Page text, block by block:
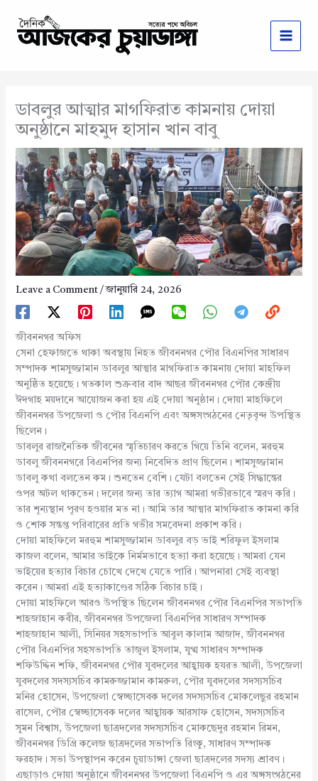
content
ডাবলুর আত্মার মাগফিরাত কামনায় দোয়া
অনুষ্ঠানে মাহমুদ হাসান খান বাবু
Leave a Comment /জানুয়ারি 24, 2026
জীবননগর অফিস
সেনা হেফাজতে থাকা অবস্থায় নিহত জীবননগর পৌর বিএনপির সাধারণ
সম্পাদক শামসুজ্জামান ডাবলুর আত্মার মাগফিরাত কামনায় দোয়া মাহফিল
অনুষ্ঠিত হয়েছে। গতকাল শুক্রবার বাদ আছর জীবননগর পৌর কেন্দ্রীয়
ঈদগাহ ময়দানে আয়োজন করা হয় এই দোয়া অনুষ্ঠান। দোয়া মাহফিলে
জীবননগর উপজেলা ও পৌর বিএনপি এবং অঙ্গসংগঠনের নেতৃবৃন্দ উপস্থিত
ছিলেন।
ডাবলুর রাজনৈতিক জীবনের স্মৃতিচারণ করতে গিয়ে তিনি বলেন, মরহুম
ডাবলু জীবননগরে বিএনপির জন্য নিবেদিত প্রাণ ছিলেন। শামসুজ্জামান
ডাবলু কথা বলতেন কম। শুনতেন বেশি। যেটা বলতেন সেই সিদ্ধান্তের
ওপর অটল থাকতেন। দলের জন্য তার ত্যাগ আমরা গভীরভাবে স্মরণ করি।
তার শূন্যস্থান পূরণ হওয়ার মত না। আমি তার আত্মার মাগফিরাত কামনা করি
ও শোক সন্তপ্ত পরিবারের প্রতি গভীর সমবেদনা প্রকাশ করি।
দোয়া মাহফিলে মরহুম শামসুজ্জামান ডাবলুর বড় ভাই শরিফুল ইসলাম
কাজল বলেন, আমার ভাইকে নির্মমভাবে হত্যা করা হয়েছে। আমরা যেন
ভাইয়ের হত্যার বিচার চোখে দেখে যেতে পারি। আপনারা সেই ব্যবস্থা
করেন। আমরা এই হত্যাকাণ্ডের সঠিক বিচার চাই।
দোয়া মাহফিলে আরও উপস্থিত ছিলেন জীবননগর পৌর বিএনপির সভাপতি
শাহজাহান কবীর, জীবননগর উপজেলা বিএনপির সাধারণ সম্পাদক
শাহজাহান আলী, সিনিয়র সহসভাপতি আবুল কালাম আজাদ, জীবননগর
পৌর বিএনপির সহসভাপতি তাজুল ইসলাম, যুগ্ম সাধারণ সম্পাদক
শফিউদ্দিন শফি, জীবননগর পৌর যুবদলের আহ্বায়ক হযরত আলী, উপজেলা
যুবদলের সদস্যসচিব কামরুজ্জামান কামরুল, পৌর যুবদলের সদস্যসচিব
মনির হোসেন, উপজেলা স্বেচ্ছাসেবক দলের সদস্যসচিব মোকলেছুর রহমান
রাসেল, পৌর স্বেচ্ছাসেবক দলের আহ্বায়ক আরসাফ হোসেন, সদস্যসচিব
সুমন বিশ্বাস, উপজেলা ছাত্রদলের সদস্যসচিব মোকছেদুর রহমান রিমন,
জীবননগর ডিগ্রি কলেজ ছাত্রদলের সভাপতি রিংকু, সাধারণ সম্পাদক
ফরহাদ। সভা উপস্থাপন করেন চুয়াডাঙ্গা জেলা ছাত্রদলের সদস্য শ্রাবণ।
এছাড়াও দোয়া অনুষ্ঠানে জীবননগর উপজেলা বিএনপি ও এর অঙ্গসংগঠনের